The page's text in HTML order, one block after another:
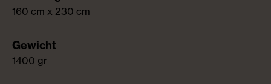
160 cm x 230 cm
1400 gr